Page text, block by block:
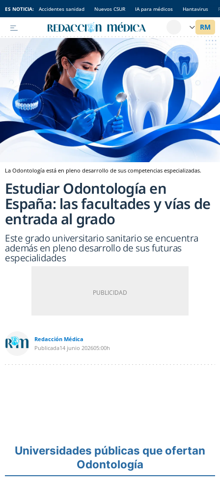
ES NOTICIA: Accidentes sanidad Nuevos CSUR IA para médicos Hantavirus
La Odontología está en pleno desarrollo de sus competencias especializadas.
Estudiar Odontología en
España: las facultades y vías de
entrada al grado
Este grado universitario sanitario se encuentra
además en pleno desarrollo de sus futuras
especialidades
Redacción Médica
Publicada14 junio 202605:00h
Universidades públicas que ofertan
Odontología